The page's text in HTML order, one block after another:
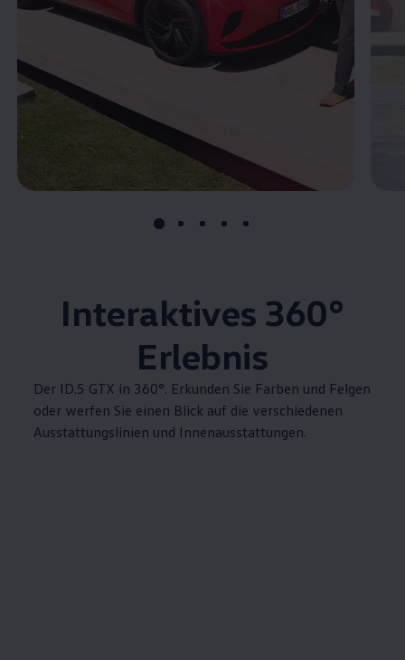
Interaktives 360°
Erlebnis
Der ID.5 GTX in 360°. Erkunden Sie Farben und Felgen
oder werfen Sie einen Blick auf die verschiedenen
Ausstattungslinien und Innenausstattungen.